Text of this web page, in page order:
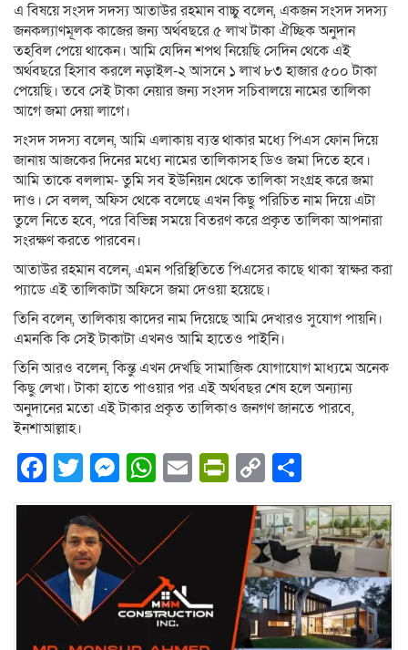
এ বিষয়ে সংসদ সদস্য আতাউর রহমান বাচ্চু বলেন, একজন সংসদ সদস্য
জনকল্যাণমূলক কাজের জন্য অর্থবছরে ৫ লাখ টাকা ঐচ্ছিক অনুদান
তহবিল পেয়ে থাকেন। আমি যেদিন শপথ নিয়েছি সেদিন থেকে এই
অর্থবছরে হিসাব করলে নড়াইল-২ আসনে ১ লাখ ৮৩ হাজার ৫০০ টাকা
পেয়েছি। তবে সেই টাকা নেয়ার জন্য সংসদ সচিবালয়ে নামের তালিকা
আগে জমা দেয়া লাগে।
সংসদ সদস্য বলেন, আমি এলাকায় ব্যস্ত থাকার মধ্যে পিএস ফোন দিয়ে
জানায় আজকের দিনের মধ্যে নামের তালিকাসহ ডিও জমা দিতে হবে।
আমি তাকে বললাম- তুমি সব ইউনিয়ন থেকে তালিকা সংগ্রহ করে জমা
দাও। সে বলল, অফিস থেকে বলেছে এখন কিছু পরিচিত নাম দিয়ে এটা
তুলে নিতে হবে, পরে বিভিন্ন সময়ে বিতরণ করে প্রকৃত তালিকা আপনারা
সংরক্ষণ করতে পারবেন।
আতাউর রহমান বলেন, এমন পরিস্থিতিতে পিএসের কাছে থাকা স্বাক্ষর করা
প্যাডে এই তালিকাটা অফিসে জমা দেওয়া হয়েছে।
তিনি বলেন, তালিকায় কাদের নাম দিয়েছে আমি দেখারও সুযোগ পায়নি।
এমনকি কি সেই টাকাটা এখনও আমি হাতেও পাইনি।
তিনি আরও বলেন, কিন্তু এখন দেখছি সামাজিক যোগাযোগ মাধ্যমে অনেক
কিছু লেখা। টাকা হাতে পাওয়ার পর এই অর্থবছর শেষ হলে অন্যান্য
অনুদানের মতো এই টাকার প্রকৃত তালিকাও জনগণ জানতে পারবে,
ইনশাআল্লাহ।
Facebook
Twitter
Messenger
WhatsApp
EmailPrintFriendly
Copy
Link